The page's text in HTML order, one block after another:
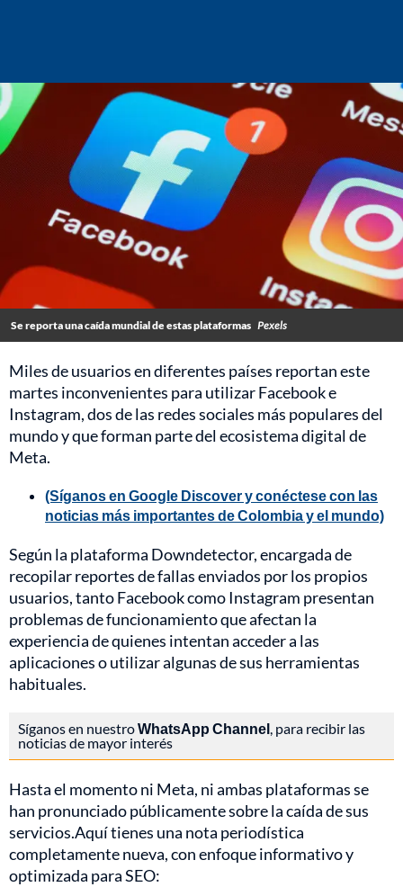
Se reporta una caída mundial de estas plataformas Pexels
Miles de usuarios en diferentes países reportan este
martes inconvenientes para utilizar Facebook e
Instagram, dos de las redes sociales más populares del
mundo y que forman parte del ecosistema digital de
Meta.
(Síganos en Google Discover y conéctese con las
noticias más importantes de Colombia y el mundo)
Según la plataforma Downdetector, encargada de
recopilar reportes de fallas enviados por los propios
usuarios, tanto Facebook como Instagram presentan
problemas de funcionamiento que afectan la
experiencia de quienes intentan acceder a las
aplicaciones o utilizar algunas de sus herramientas
habituales.
Síganos en nuestroWhatsApp Channel, para recibir las
noticias de mayor interés
Hasta el momento ni Meta, ni ambas plataformas se
han pronunciado públicamente sobre la caída de sus
servicios.Aquí tienes una nota periodística
completamente nueva, con enfoque informativo y
optimizada para SEO: